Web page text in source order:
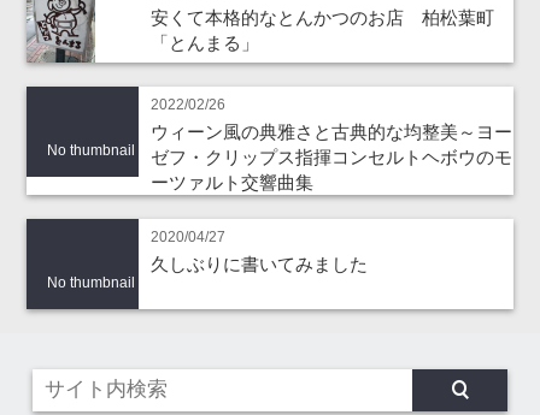
安くて本格的なとんかつのお店 柏松葉町
「とんまる」
No thumbnail
2022/02/26
ウィーン風の典雅さと古典的な均整美～ヨー
ゼフ・クリップス指揮コンセルトヘボウのモ
ーツァルト交響曲集
No thumbnail
2020/04/27
久しぶりに書いてみました